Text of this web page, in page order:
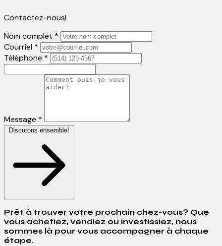
Contactez-nous!
Nom complet *
Courriel *
Téléphone *
Message *
Discutons ensemble!
Prêt à trouver votre prochain chez-vous? Que
vous achetiez, vendiez ou investissiez, nous
sommes là pour vous accompagner à chaque
étape.